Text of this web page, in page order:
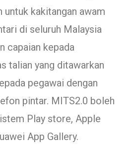
untuk kakitangan awam
di seluruh Malaysia
capaian kepada
talian yang ditawarkan
pegawai dengan
pintar. MITS2.0 boleh
Play store, Apple
App Gallery.